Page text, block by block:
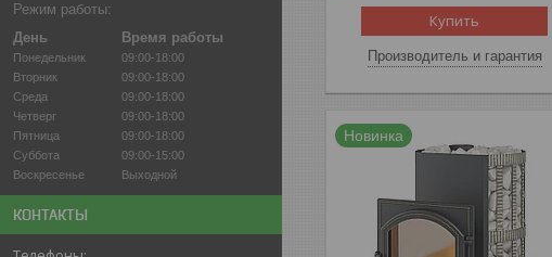
Режим работы:
День
Время работы
Понедельник
09:00-18:00
Вторник
09:00-18:00
Среда
09:00-18:00
Четверг
09:00-18:00
Пятница
09:00-18:00
Суббота
09:00-15:00
Воскресенье
Выходной
КОНТАКТЫ
Купить
Производитель и гарантия
Новинка